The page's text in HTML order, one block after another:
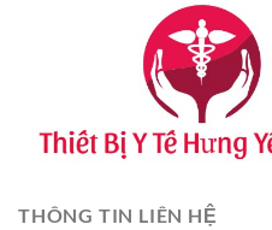
THÔNG TIN LIÊN HỆ